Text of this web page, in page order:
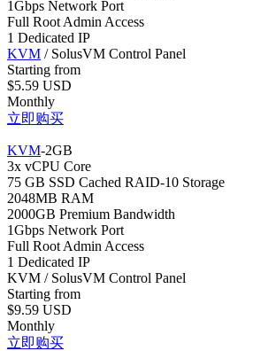
1Gbps Network Port
Full Root Admin Access
1 Dedicated IP
KVM / SolusVM Control Panel
Starting from
$5.59 USD
Monthly
立即购买
KVM-2GB
3x vCPU Core
75 GB SSD Cached RAID-10 Storage
2048MB RAM
2000GB Premium Bandwidth
1Gbps Network Port
Full Root Admin Access
1 Dedicated IP
KVM / SolusVM Control Panel
Starting from
$9.59 USD
Monthly
立即购买